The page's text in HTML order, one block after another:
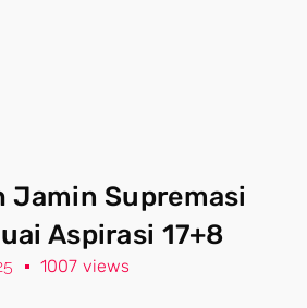
Jamin Supremasi
Aspirasi 17+8
1007 views